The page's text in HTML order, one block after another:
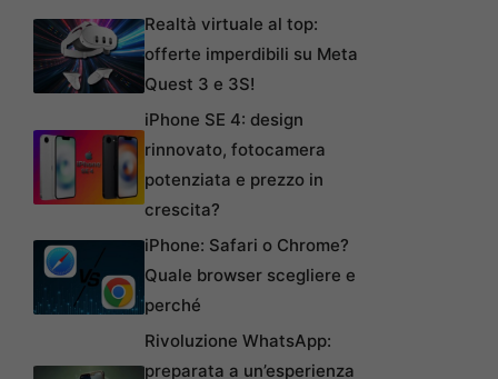
Realtà virtuale al top:
offerte imperdibili su Meta
Quest 3 e 3S!
iPhone SE 4: design
rinnovato, fotocamera
potenziata e prezzo in
crescita?
iPhone: Safari o Chrome?
Quale browser scegliere e
perché
Rivoluzione WhatsApp:
preparata a un’esperienza